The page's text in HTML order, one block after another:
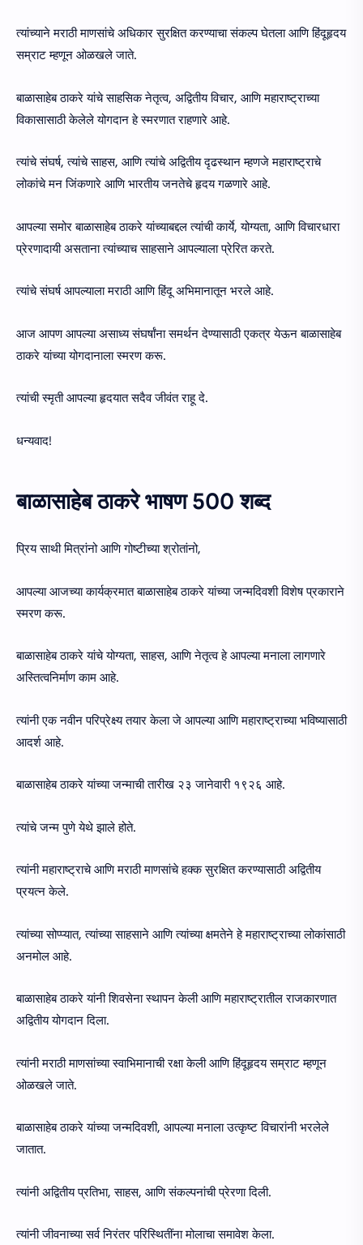
त्यांच्याने मराठी माणसांचे अधिकार सुरक्षित करण्याचा संकल्प घेतला आणि हिंदूहृदय
सम्राट म्हणून ओळखले जाते.
बाळासाहेब ठाकरे यांचे साहसिक नेतृत्व, अद्वितीय विचार, आणि महाराष्ट्राच्या
विकासासाठी केलेले योगदान हे स्मरणात राहणारे आहे.
त्यांचे संघर्ष, त्यांचे साहस, आणि त्यांचे अद्वितीय दृढस्थान म्हणजे महाराष्ट्राचे
लोकांचे मन जिंकणारे आणि भारतीय जनतेचे हृदय गळणारे आहे.
आपल्या समोर बाळासाहेब ठाकरे यांच्याबद्दल त्यांची कार्ये, योग्यता, आणि विचारधारा
प्रेरणादायी असताना त्यांच्याच साहसाने आपल्याला प्रेरित करते.
त्यांचे संघर्ष आपल्याला मराठी आणि हिंदू अभिमानातून भरले आहे.
आज आपण आपल्या असाध्य संघर्षांना समर्थन देण्यासाठी एकत्र येऊन बाळासाहेब
ठाकरे यांच्या योगदानाला स्मरण करू.
त्यांची स्मृती आपल्या हृदयात सदैव जीवंत राहू दे.
धन्यवाद!
बाळासाहेब ठाकरे भाषण 500 शब्द
प्रिय साथी मित्रांनो आणि गोष्टीच्या श्रोतांनो,
आपल्या आजच्या कार्यक्रमात बाळासाहेब ठाकरे यांच्या जन्मदिवशी विशेष प्रकाराने
स्मरण करू.
बाळासाहेब ठाकरे यांचे योग्यता, साहस, आणि नेतृत्व हे आपल्या मनाला लागणारे
अस्तित्वनिर्माण काम आहे.
त्यांनी एक नवीन परिप्रेक्ष्य तयार केला जे आपल्या आणि महाराष्ट्राच्या भविष्यासाठी
आदर्श आहे.
बाळासाहेब ठाकरे यांच्या जन्माची तारीख २३ जानेवारी १९२६ आहे.
त्यांचे जन्म पुणे येथे झाले होते.
त्यांनी महाराष्ट्राचे आणि मराठी माणसांचे हक्क सुरक्षित करण्यासाठी अद्वितीय
प्रयत्न केले.
त्यांच्या सोप्प्यात, त्यांच्या साहसाने आणि त्यांच्या क्षमतेने हे महाराष्ट्राच्या लोकांसाठी
अनमोल आहे.
बाळासाहेब ठाकरे यांनी शिवसेना स्थापन केली आणि महाराष्ट्रातील राजकारणात
अद्वितीय योगदान दिला.
त्यांनी मराठी माणसांच्या स्वाभिमानाची रक्षा केली आणि हिंदूहृदय सम्राट म्हणून
ओळखले जाते.
बाळासाहेब ठाकरे यांच्या जन्मदिवशी, आपल्या मनाला उत्कृष्ट विचारांनी भरलेले
जातात.
त्यांनी अद्वितीय प्रतिभा, साहस, आणि संकल्पनांची प्रेरणा दिली.
त्यांनी जीवनाच्या सर्व निरंतर परिस्थितींना मोलाचा समावेश केला.